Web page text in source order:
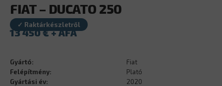
FIAT – DUCATO 250
✓ Raktárkészletről
13 450€
Gyártó:
Fiat
Felépítmény:
Plató
Gyártási év:
2020